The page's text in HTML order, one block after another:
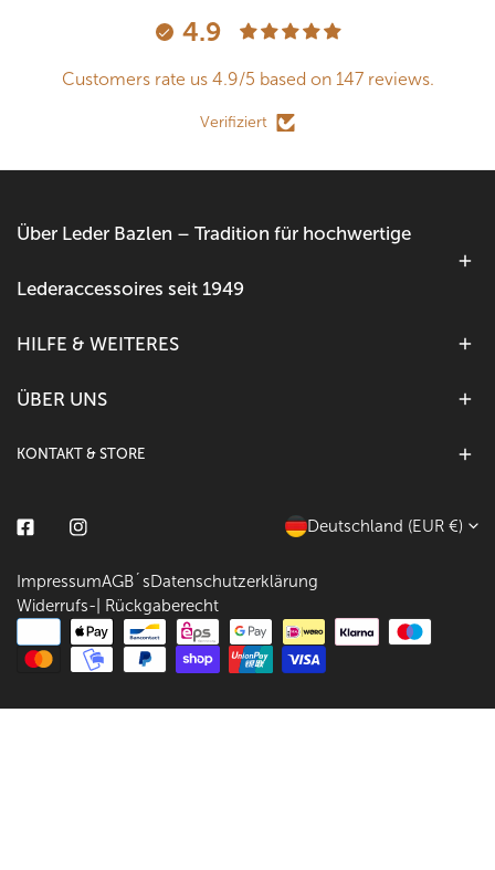
4.9
Customers rate us 4.9/5 based on 147 reviews.
Verifiziert
Über Leder Bazlen – Tradition für hochwertige
Lederaccessoires seit 1949
HILFE & WEITERES
ÜBER UNS
KONTAKT & STORE
L
n
d
/
R
Deutschland (EUR €)
ImpressumAGB´sDatenschutzerklärung
Widerrufs-| Rückgaberecht
Zahlungsarten